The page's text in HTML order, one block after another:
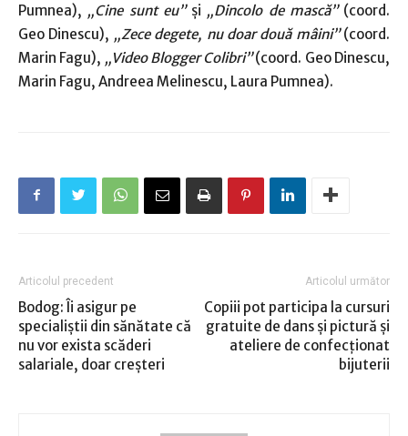
Pumnea), „Cine sunt eu” şi „Dincolo de mască”(coord.
Geo Dinescu), „Zece degete, nu doar două mâini”(coord.
Marin Fagu), „Video Blogger Colibri”(coord. Geo Dinescu,
Marin Fagu, Andreea Melinescu, Laura Pumnea).
Articolul precedent
Bodog: Îi asigur pe
specialiştii din sănătate că
nu vor exista scăderi
salariale, doar creşteri
Articolul următor
Copiii pot participa la cursuri
gratuite de dans şi pictură şi
ateliere de confecţionat
bijuterii